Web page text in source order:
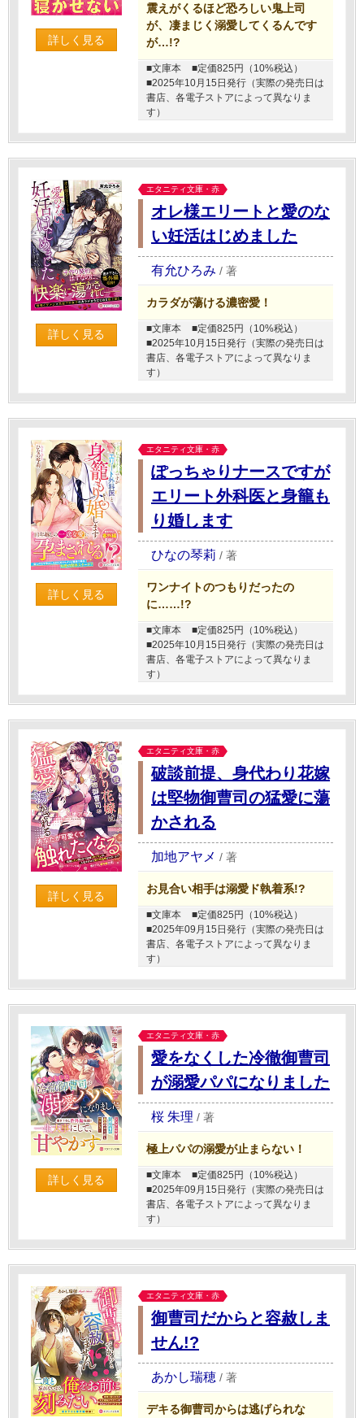
詳しく見る
震えがくるほど恐ろしい鬼上司
が、凄まじく溺愛してくるんです
が…!?
■文庫本
■定価825円（10%税込）
■2025年10月15日発行（実際の発売日は
書店、各電子ストアによって異なりま
す）
詳しく見る
エタニティ文庫・赤
オレ様エリートと愛のな
い妊活はじめました
有允ひろみ / 著
カラダが蕩ける濃密愛！
■文庫本
■定価825円（10%税込）
■2025年10月15日発行（実際の発売日は
書店、各電子ストアによって異なりま
す）
詳しく見る
エタニティ文庫・赤
ぽっちゃりナースですが
エリート外科医と身籠も
り婚します
ひなの琴莉 / 著
ワンナイトのつもりだったの
に……!?
■文庫本
■定価825円（10%税込）
■2025年10月15日発行（実際の発売日は
書店、各電子ストアによって異なりま
す）
詳しく見る
エタニティ文庫・赤
破談前提、身代わり花嫁
は堅物御曹司の猛愛に蕩
かされる
加地アヤメ / 著
お見合い相手は溺愛ド執着系!?
■文庫本
■定価825円（10%税込）
■2025年09月15日発行（実際の発売日は
書店、各電子ストアによって異なりま
す）
詳しく見る
エタニティ文庫・赤
愛をなくした冷徹御曹司
が溺愛パパになりました
桜 朱理 / 著
極上パパの溺愛が止まらない！
■文庫本
■定価825円（10%税込）
■2025年09月15日発行（実際の発売日は
書店、各電子ストアによって異なりま
す）
エタニティ文庫・赤
御曹司だからと容赦しま
せん!?
あかし瑞穂 / 著
デキる御曹司からは逃げられな